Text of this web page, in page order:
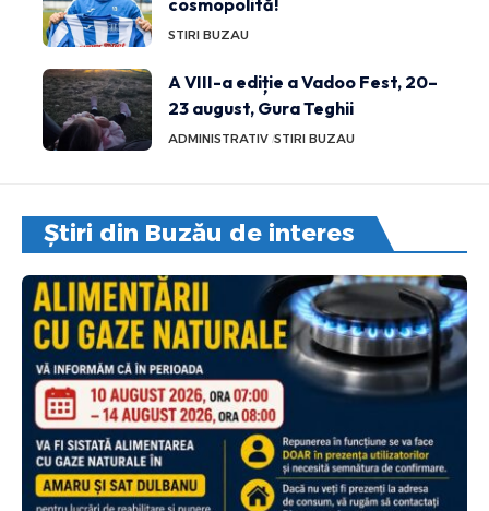
STIRI BUZAU
A VIII-a ediție a Vadoo Fest, 20–
23 august, Gura Teghii
ADMINISTRATIV STIRI BUZAU
Știri din Buzău de interes